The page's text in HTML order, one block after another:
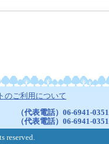
のご利用について
（代表電話）06-6941-0351
（代表電話）06-6941-0351
reserved.